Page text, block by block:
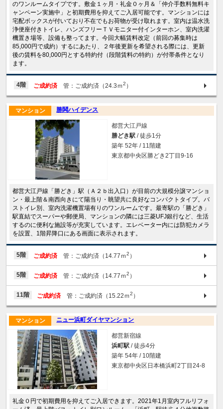
のワンルームタイプです。敷金１ヶ月・礼金０ヶ月＆「仲介手数料無料キ
ャンペーン実施中」と初期費用を抑えてご入居可能です。マンションには
宅配ボックスが付いており不在でもお荷物が受け取れます。室内は温水洗
浄便座付きトイレ、ハンズフリーＴＶモニター付インターホン、室内洗濯
機置き場等、設備も整ってます。今回大幅賃料改定（前回の募集時は
85,000円で成約）するにあたり、２年後更新を希望される際には、更新
後の賃料を80,000円とする特約付（段階賃料の特約）が付帯条件となり
ます。
4階 ご成約済 管：ご成約済（24.3ｍ2 ）
勝鬨ハイデンス
マンション
都営大江戸線
勝どき駅 / 徒歩1分
築年 52年 / 11階建
東京都中央区勝どき2丁目9-16
都営大江戸線「勝どき」駅（Ａ２ｂ出入口）が目前の大規模分譲マンショ
ン・最上階＆南西向きにて陽当り・眺望共に良好なコンパクトタイプ。バ
ストイレ別、室内洗濯機置場有りのワンルームです。最寄駅の「勝どき」
駅直結でスーパーや郵便局、マンションの隣には三菱UFJ銀行など、生活
するのに便利な施設等が充実しています。エレベーター内には防犯カメラ
を設置、1階昇降口にある画面に表示されます。
5階 ご成約済 管：ご成約済（14.77ｍ2 ）
5階 ご成約済 管：ご成約済（14.77ｍ2 ）
11階 ご成約済 管：ご成約済（15.22ｍ2 ）
ニュー浜町ダイヤマンション
マンション
都営新宿線
浜町駅 / 徒歩4分
築年 54年 / 10階建
東京都中央区日本橋浜町2丁目24-8
礼金０円で初期費用を抑えてご入居できます。2021年1月室内フルリフォ